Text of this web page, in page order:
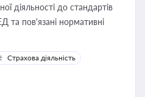
діяльності до стандартів
та пов'язані нормативні
Страхова діяльність